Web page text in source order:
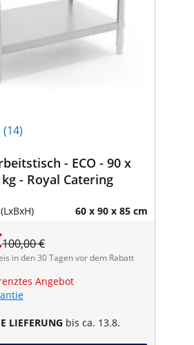
(14)
- ECO - 90 x
- Royal Catering
60 x 90 x 85 cm
100,00 €
in den 30 Tagen vor dem Rabatt
Angebot
LIEFERUNG bis ca. 13.8.